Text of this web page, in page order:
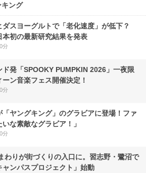
ング
ダスヨーグルトで「老化速度」が低下？
本初の最新研究結果を発表
分
ド発「SPOOKY PUMPKIN 2026」一夜限
ーン音楽フェス開催決定！
分
「ヤングキング」のグラビアに登場！ファ
な素敵なグラビア！」
分
わりが街づくりの入口に。習志野・鷺沼で
ャンパスプロジェクト」始動